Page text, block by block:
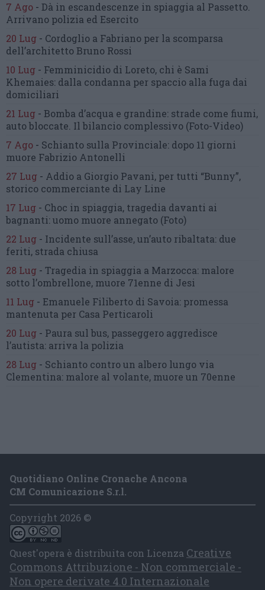
7 Ago - Dà in escandescenze in spiaggia al Passetto.
Arrivano polizia ed Esercito
20 Lug - Cordoglio a Fabriano per la scomparsa
dell’architetto Bruno Rossi
10 Lug - Femminicidio di Loreto, chi è Sami
Khemaies: dalla condanna per spaccio alla fuga dai
domiciliari
21 Lug - Bomba d’acqua e grandine: strade come fiumi,
auto bloccate. Il bilancio complessivo (Foto-Video)
7 Ago - Schianto sulla Provinciale: dopo 11 giorni
muore Fabrizio Antonelli
27 Lug - Addio a Giorgio Pavani, per tutti “Bunny”,
storico commerciante di Lay Line
17 Lug - Choc in spiaggia, tragedia davanti ai
bagnanti:uomo muore annegato (Foto)
22 Lug - Incidente sull’asse, un’auto ribaltata: due
feriti, strada chiusa
28 Lug - Tragedia in spiaggia a Marzocca: malore
sotto l’ombrellone, muore 71enne di Jesi
11 Lug - Emanuele Filiberto di Savoia: promessa
mantenuta per Casa Perticaroli
20 Lug - Paura sul bus, passeggero aggredisce
l’autista: arriva la polizia
28 Lug - Schianto contro un albero lungo via
Clementina: malore al volante, muore un 70enne
Quotidiano Online Cronache Ancona
CM Comunicazione S.r.l.
Copyright 2026 ©
Quest'opera è distribuita con Licenza Creative
Commons Attribuzione - Non commerciale -
Non opere derivate 4.0 Internazionale